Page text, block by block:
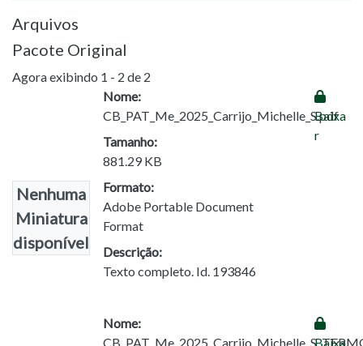
Arquivos
Pacote Original
Agora exibindo 1 - 2 de 2
Nenhuma
Miniatura
disponível
Nome:
CB_PAT_Me_2025_Carrijo_Michelle_S.pdf
Tamanho:
881.29 KB
Formato:
Adobe Portable Document
Format
Descrição:
Texto completo. Id. 193846
Baixa
r
Nome:
Baixa